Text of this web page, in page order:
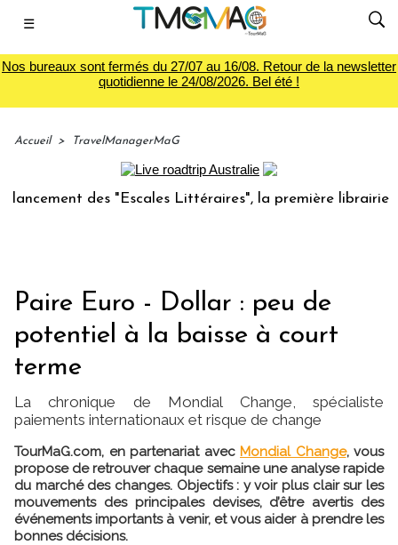
☰
Nos bureaux sont fermés du 27/07 au 16/08. Retour de la newsletter
quotidienne le 24/08/2026. Bel été !
Accueil > TravelManagerMaG
des "Escales Littéraires", la première librairie du
Paire Euro - Dollar : peu de
potentiel à la baisse à court
terme
La chronique de Mondial Change, spécialiste
paiements internationaux et risque de change
TourMaG.com, en partenariat avec Mondial Change, vous
propose de retrouver chaque semaine une analyse rapide
du marché des changes. Objectifs : y voir plus clair sur les
mouvements des principales devises, d’être avertis des
événements importants à venir, et vous aider à prendre les
bonnes décisions.